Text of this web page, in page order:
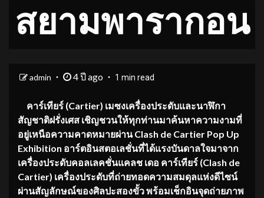
สยามพารากอน
admin 4 ปี ago 1 min read
คาร์เทียร์ (Cartier) เมซงเครื่องประดับและนาฬิกา
สัญชาติฝรั่งเศส เชิญชวนให้ทุกท่านมาค้นหาความงามที่
อยู่เหนือความคาดหมายผ่าน Clash de Cartier Pop Up
Exhibition อาร์ตอินสตอเลชั่นที่ได้แรงบันดาลใจมาจาก
เครื่องประดับคอลเลคชั่นแคลช เดอ คาร์เทียร์ (Clash de
Cartier) เครื่องประดับที่ถ่ายทอดความสมดุลแห่งดีไซน์
ผ่านสัญลักษณ์ของศิลปะสองขั้ว พร้อมเช็กอินจุดถ่ายภาพ